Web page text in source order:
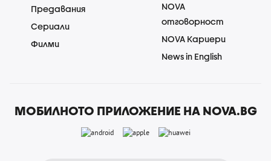
Предавания
Сериали
Филми
NOVA
отговорност
NOVA Кариери
News in English
МОБИЛНОТО ПРИЛОЖЕНИЕ НА NOVA.BG